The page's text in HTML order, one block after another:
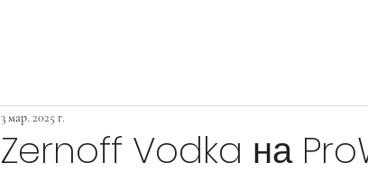
Zernoff Vodka на
3 мар. 2025 г.